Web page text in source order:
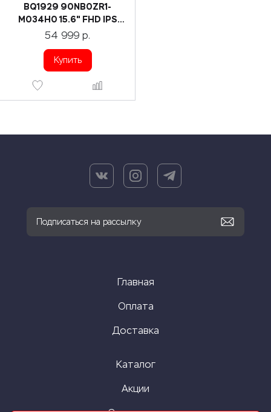
BQ1929 90NB0ZR1-
M034H0 15.6" FHD IPS
250N/R5-
SSD/UMA/Cool Silv
54 999 р.
Купить
Главная
Оплата
Доставка
Каталог
Акции